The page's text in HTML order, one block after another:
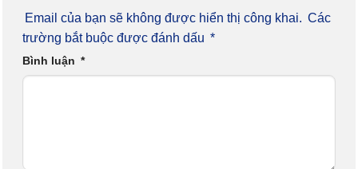
Email của bạn sẽ không được hiển thị công khai. Các
trường bắt buộc được đánh dấu *
Bình luận *